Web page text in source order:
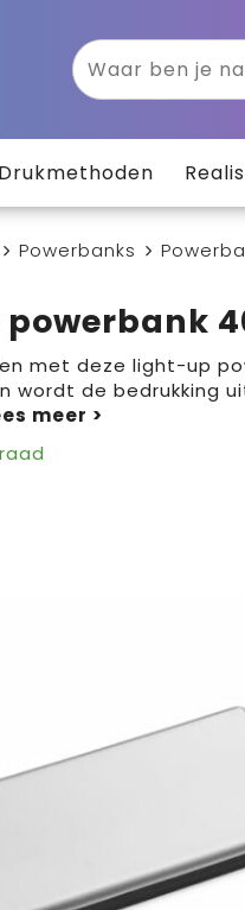
Drukmethoden
Powerbanks
met deze light-up
wordt de bedrukking